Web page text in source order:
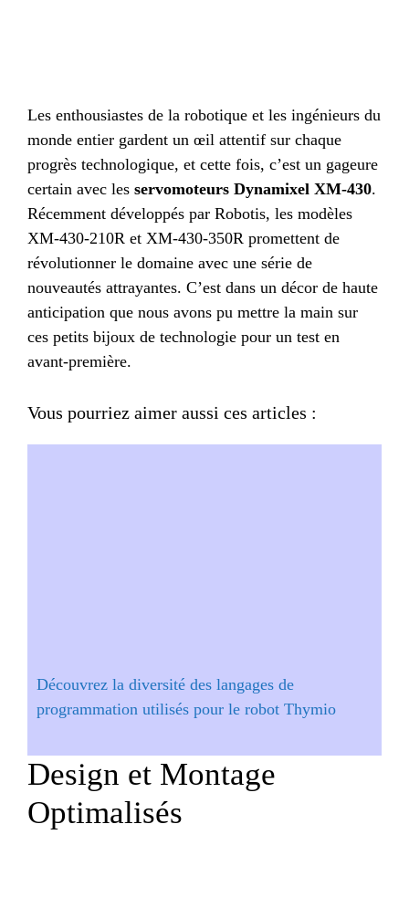
Les enthousiastes de la robotique et les ingénieurs du
monde entier gardent un œil attentif sur chaque
progrès technologique, et cette fois, c’est un gageure
certain avec les servomoteurs Dynamixel XM-430.
Récemment développés par Robotis, les modèles
XM-430-210R et XM-430-350R promettent de
révolutionner le domaine avec une série de
nouveautés attrayantes. C’est dans un décor de haute
anticipation que nous avons pu mettre la main sur
ces petits bijoux de technologie pour un test en
avant-première.
Vous pourriez aimer aussi ces articles :
Découvrez la diversité des langages de
programmation utilisés pour le robot Thymio
Design et Montage
Optimalisés